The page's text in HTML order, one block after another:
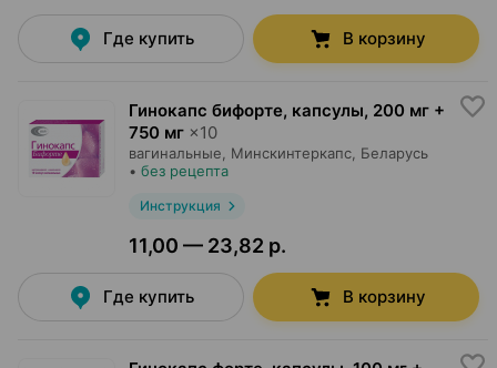
Где купить В корзину
Гинокапс бифорте, капсулы, 200 мг +
750 мг ×10
вагинальные, Минскинтеркапс , Беларусь
• без рецепта
Инструкция
11,00 — 23,82 р.
Где купить В корзину